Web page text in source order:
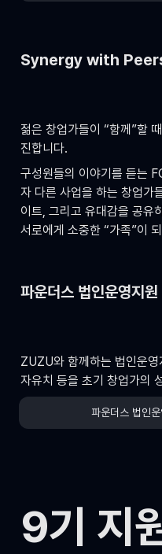
Synergy with
젊은 창업가들이 “함께”할
진합니다.
구성원들의 이야기를 듣는
자 다른 사업을 하는 창업가
이트, 그리고 유대감을 공
서로에게 소중한 “가족”이
파운더스 법인운영지원
ZUZU와 함께하는 법인운
자유치 등을 초기 창업가의
파운더스 법인
9기 지